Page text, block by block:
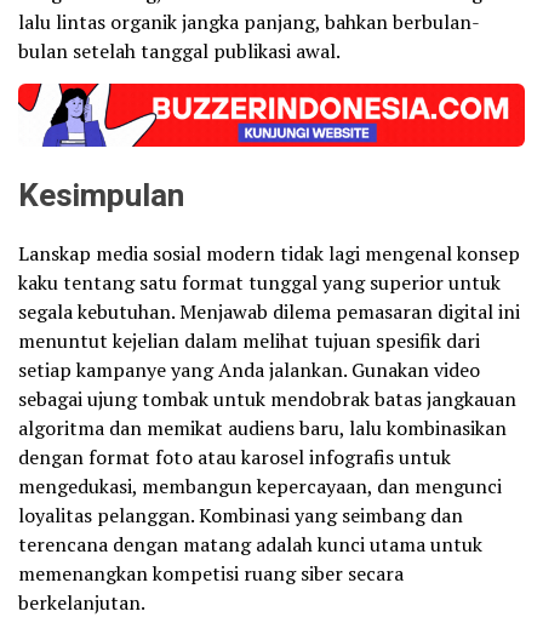
lalu lintas organik jangka panjang, bahkan berbulan-
bulan setelah tanggal publikasi awal.
Kesimpulan
Lanskap media sosial modern tidak lagi mengenal konsep
kaku tentang satu format tunggal yang superior untuk
segala kebutuhan. Menjawab dilema pemasaran digital ini
menuntut kejelian dalam melihat tujuan spesifik dari
setiap kampanye yang Anda jalankan. Gunakan video
sebagai ujung tombak untuk mendobrak batas jangkauan
algoritma dan memikat audiens baru, lalu kombinasikan
dengan format foto atau karosel infografis untuk
mengedukasi, membangun kepercayaan, dan mengunci
loyalitas pelanggan. Kombinasi yang seimbang dan
terencana dengan matang adalah kunci utama untuk
memenangkan kompetisi ruang siber secara
berkelanjutan.